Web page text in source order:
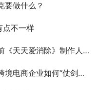
要做什么？
点不一样
天爱消除》制作人带队
企业如何“仗剑走天涯”？